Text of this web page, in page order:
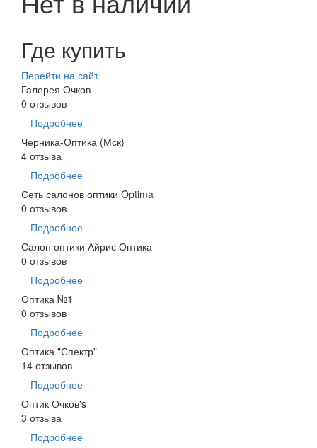
Где купить
Перейти на сайт
Галерея Очков
0 отзывов
Подробнее
Черника-Оптика (Мск)
4 отзыва
Подробнее
Сеть салонов оптики Optima
0 отзывов
Подробнее
Салон оптики Айрис Оптика
0 отзывов
Подробнее
Оптика №1
0 отзывов
Подробнее
Оптика "Спектр"
14 отзывов
Подробнее
Оптик Очков's
3 отзыва
Подробнее